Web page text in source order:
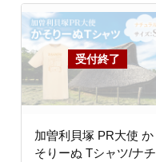
加曽利貝塚 PR大使 か
そりーぬ Tシャツ/ナチ